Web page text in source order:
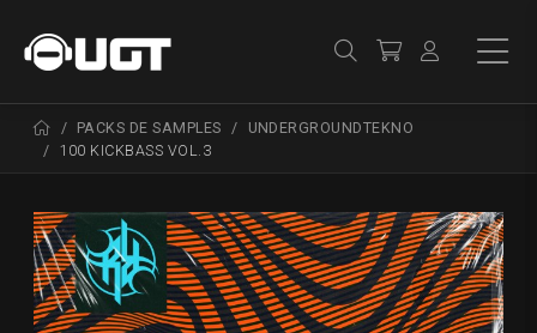
PACKS DE SAMPLES
UNDERGROUNDTEKNO
100 KICKBASS VOL.3